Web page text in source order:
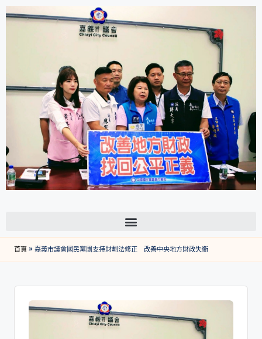
首頁»嘉義市議會國民黨團支持財劃法修正 改善中央地方財政失衡